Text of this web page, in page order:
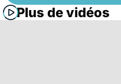
Plus de vidéos